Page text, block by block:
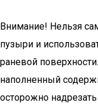
Внимание! Нельзя
пузыри и
раневой
наполненный
осторожно